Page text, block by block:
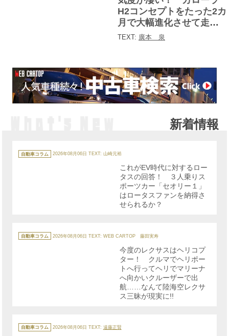
H2コンセプトをたった2カ
月で大幅進化させて走っ
た
TEXT: 廣本 泉
新着情報
テ
ゴ
自動車コラム 2026年08月06日 TEXT: 山崎元裕
これがEV時代に対するロー
タスの回答！ ３人乗りス
ポーツカー「セオリー１」
はロータスファンを納得さ
せられるか？
テ
ゴ
自動車コラム 2026年08月06日 TEXT: WEB CARTOP 藤田実寿
今度のレクサスはヘリコプ
ター！ クルマでヘリポー
トへ行ってヘリでマリーナ
へ向かいクルーザーで出
航……なんて陸海空レクサ
ス三昧が現実に!!
テ
ゴ
自動車コラム 2026年08月06日 TEXT: 遠藤正賢